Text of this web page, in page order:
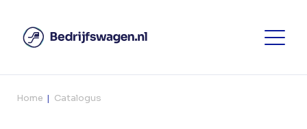
Home Catalogus